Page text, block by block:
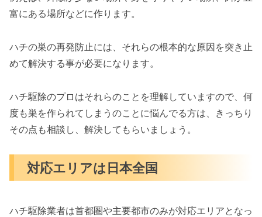
富にある場所などに作ります。
ハチの巣の再発防止には、それらの根本的な原因を突き止
めて解決する事が必要になります。
ハチ駆除のプロはそれらのことを理解していますので、何
度も巣を作られてしまうのことに悩んでる方は、きっちり
その点も相談し、解決してもらいましょう。
対応エリアは日本全国
ハチ駆除業者は首都圏や主要都市のみが対応エリアとなっ